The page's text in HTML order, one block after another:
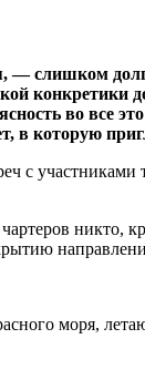
— слишком
конкретики
во все
в которую
с
никто,
моря,